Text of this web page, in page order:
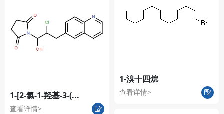
1-[2-氯-1-羟基-3-(...
查看详情>
1-溴十四烷
查看详情>